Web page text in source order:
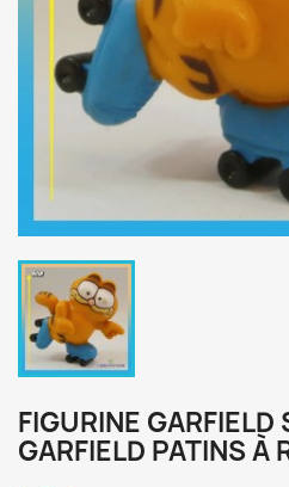
FIGURINE GARFIELD
GARFIELD PATINS À